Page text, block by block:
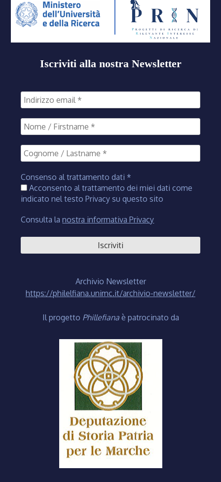
Iscriviti alla nostra Newsletter
Consenso al trattamento dati *
Acconsento al trattamento dei miei dati come
indicato nel testo Privacy su questo sito
Consulta lanostra informativa Privacy
Archivio Newsletter
https://philelfiana.unimc.it/archivio-newsletter/
Il progetto Phillefiana è patrocinato da